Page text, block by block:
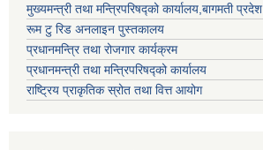
मुख्यमन्त्री तथा मन्त्रिपरिषद्को कार्यालय,बागमती प्रदेश
रूम टु रिड अनलाइन पुस्तकालय
प्रधानमन्त्रि तथा रोजगार कार्यक्रम
प्रधानमन्त्री तथा मन्त्रिपरिषद्को कार्यालय
राष्ट्रिय प्राकृतिक स्रोत तथा वित्त आयोग